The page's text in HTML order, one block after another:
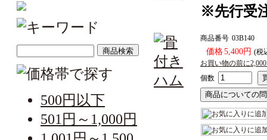
500円以下
501円～1,000円
※先行受
商品番号 03B140
価格5,400円 (税
お買い物の前に
個数